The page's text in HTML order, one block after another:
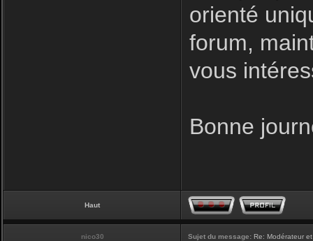
orienté
forum,
vous
Bonne
Haut
nico30 Sujet du message: Re: Modérateur